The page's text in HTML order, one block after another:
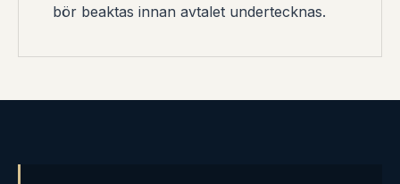
bör beaktas innan avtalet undertecknas.